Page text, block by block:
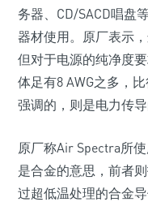
务器、CD/SACD唱盘
器材使用。原厂表示
但对于电源的纯净度
体足有8 AWG之多，
强调的，则是电力传
原厂称Air Spectra所
是合金的意思，前者
过超低温处理的合金